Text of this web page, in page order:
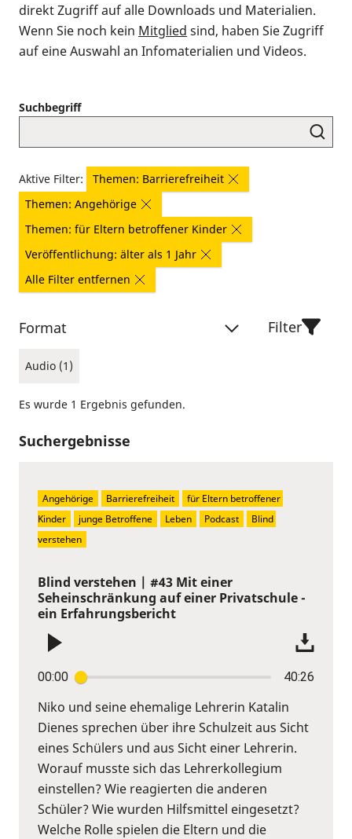
direkt Zugriff auf alle Downloads und Materialien.
Wenn Sie noch kein Mitglied sind, haben Sie Zugriff
auf eine Auswahl an Infomaterialien und Videos.
Suchbegriff
Aktive Filter:
Themen: Barrierefreiheit
Themen: Angehörige
Themen: für Eltern betroffener Kinder
Veröffentlichung: älter als 1 Jahr
Alle Filter entfernen
Format
Audio (1)
Filter
Es wurde 1 Ergebnis gefunden.
Suchergebnisse
Blind verstehen | #43 Mit einer
Seheinschränkung auf einer Privatschule -
ein Erfahrungsbericht
00:00 40:26
Niko und seine ehemalige Lehrerin Katalin
Dienes sprechen über ihre Schulzeit aus Sicht
eines Schülers und aus Sicht einer Lehrerin.
Worauf musste sich das Lehrerkollegium
einstellen? Wie reagierten die anderen
Schüler? Wie wurden Hilfsmittel eingesetzt?
Welche Rolle spielen die Eltern und die
Angehörige Barrierefreiheit
für Eltern betroffener
Kinder
junge Betroffene Leben Podcast
Blind
verstehen